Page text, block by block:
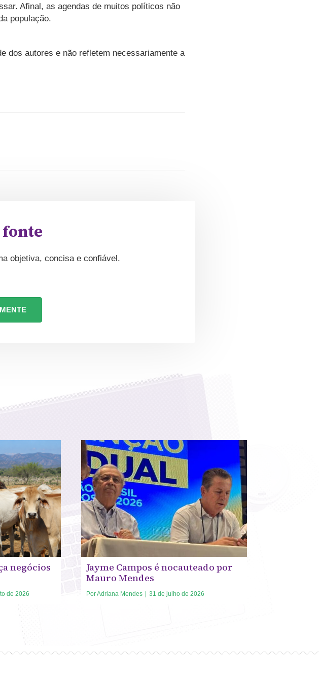
Afinal, as agendas de muitos políticos não
população.
dos autores e não refletem necessariamente a
fonte
objetiva, concisa e confiável.
negócios
de 2026
Jayme Campos é nocauteado por
Mauro Mendes
PorAdriana Mendes 31 de julho de 2026